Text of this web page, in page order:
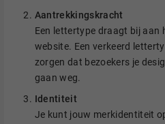
Aantrekkingskracht
Een lettertype draagt bij aan
website. Een verkeerd
zorgen dat bezoekers je
gaan weg.
Identiteit
Je kunt jouw merkidentiteit